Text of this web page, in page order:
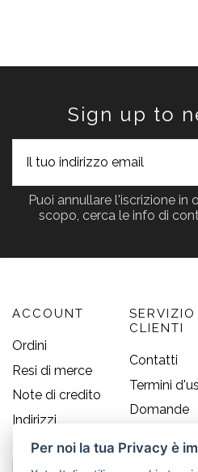
Sign up to
Puoi annullare l'iscrizione in
scopo, cerca le info di
ACCOUNT
Ordini
Resi di merce
Note di credito
Indirizzi
Informazioni
personali
SERVIZIO
CLIENTI
Contatti
Termini
Domande
Guida alle
Per noi la tua Privacy è